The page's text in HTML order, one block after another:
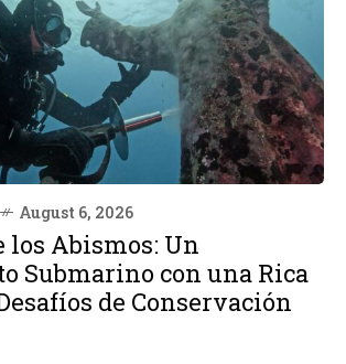
August 6, 2026
los Abismos: Un
Submarino con una Rica
de Conservación